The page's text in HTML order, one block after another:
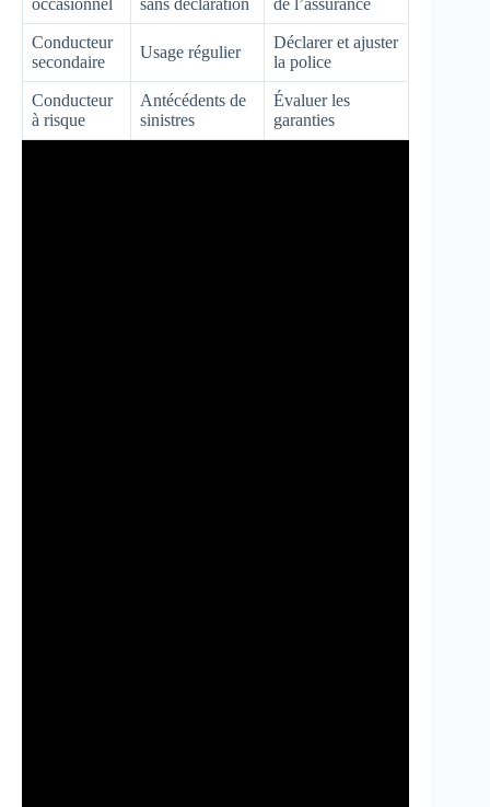
Conducteur
secondaire
Usage régulier
Déclarer et ajuster
la police
Conducteur
à risque
Antécédents de
sinistres
Évaluer les
garanties